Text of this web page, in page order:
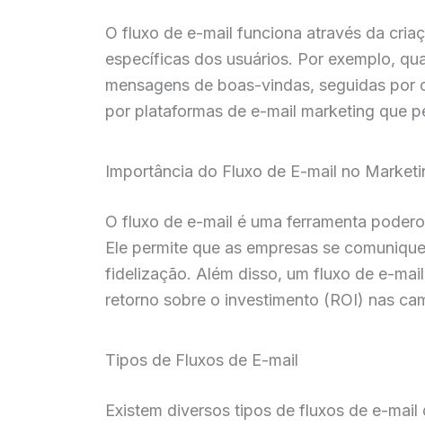
O fluxo de e-mail funciona através da
específicas dos usuários. Por exemplo,
mensagens de boas-vindas, seguidas
por plataformas de e-mail marketing que
Importância do Fluxo de E-mail no
O fluxo de e-mail é uma ferramenta
Ele permite que as empresas se
fidelização. Além disso, um fluxo de e-
retorno sobre o investimento (ROI) nas
Tipos de Fluxos de E-mail
Existem diversos tipos de fluxos de e-